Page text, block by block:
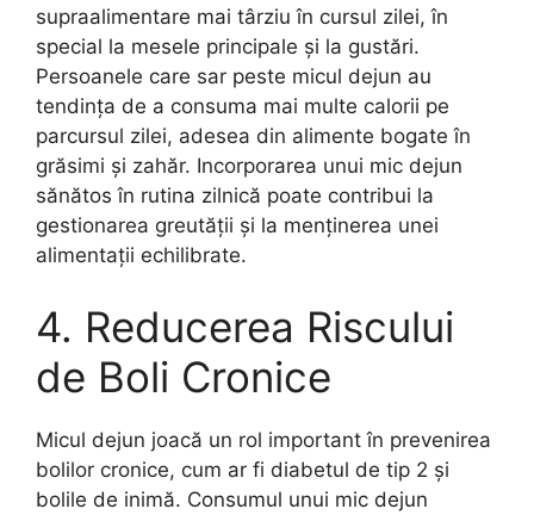
supraalimentare mai târziu în cursul zilei, în
special la mesele principale și la gustări.
Persoanele care sar peste micul dejun au
tendința de a consuma mai multe calorii pe
parcursul zilei, adesea din alimente bogate în
grăsimi și zahăr. Incorporarea unui mic dejun
sănătos în rutina zilnică poate contribui la
gestionarea greutății și la menținerea unei
alimentații echilibrate.
4. Reducerea Riscului
de Boli Cronice
Micul dejun joacă un rol important în prevenirea
bolilor cronice, cum ar fi diabetul de tip 2 și
bolile de inimă. Consumul unui mic dejun